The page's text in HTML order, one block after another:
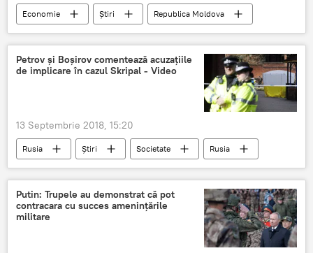
Economie Știri
Republica Moldova
Societate
Moldova
Pavel Filip
Ruben Atoyan
Guvern
economie
FMI
misiune experti tara
Petrov și Boșirov comentează acuzațiile
de implicare în cazul Skripal - Video
13 Septembrie 2018, 15:20
Rusia Știri Societate
Rusia
Anglia
Margarita Simonyan
Alexandr Petrov
Ruslan Bosirov
Sputnik
RT
interviu
declaratii
Putin: Trupele au demonstrat că pot
contracara cu succes amenințările
militare